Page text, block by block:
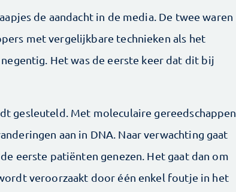
de aandacht in de media. De twee waren
met vergelijkbare technieken als het
Het was de eerste keer dat dit bij
gesleuteld. Met moleculaire gereedschappen
aan in DNA. Naar verwachting gaat
eerste patiënten genezen. Het gaat dan om
veroorzaakt door één enkel foutje in het